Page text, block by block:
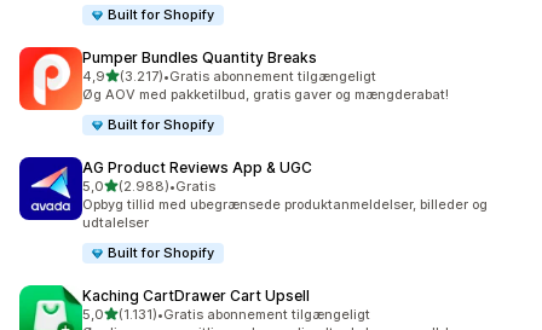
Built for Shopify
Pumper Bundles Quantity Breaks
4,9ud af 5 stjerner
(3.217)
3217 anmeldelser i alt
•Gratis abonnement tilgængeligt
Øg AOV med pakketilbud, gratis gaver og mængderabat!
Built for Shopify
AG Product Reviews App & UGC
5,0ud af 5 stjerner
(2.988)
2988 anmeldelser i alt
•Gratis
Opbyg tillid med ubegrænsede produktanmeldelser, billeder og
udtalelser
Built for Shopify
Kaching CartDrawer Cart Upsell
5,0ud af 5 stjerner
(1.131)
1131 anmeldelser i alt
•Gratis abonnement tilgængeligt